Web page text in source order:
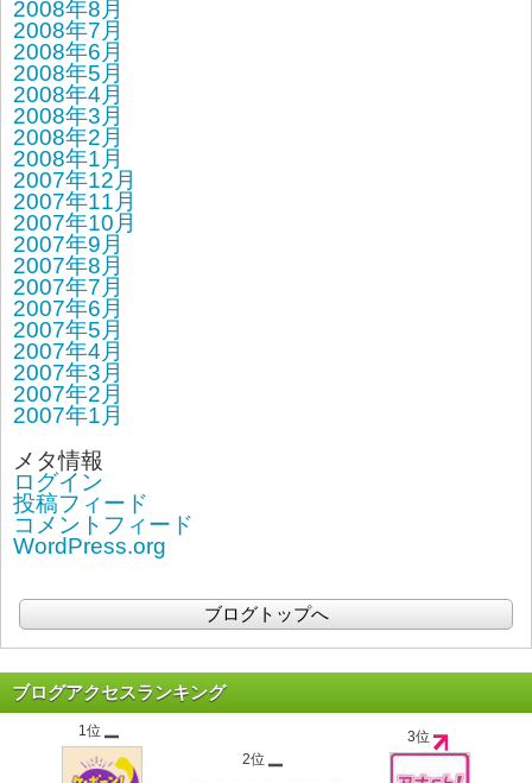
2008年8月
2008年7月
2008年6月
2008年5月
2008年4月
2008年3月
2008年2月
2008年1月
2007年12月
2007年11月
2007年10月
2007年9月
2007年8月
2007年7月
2007年6月
2007年5月
2007年4月
2007年3月
2007年2月
2007年1月
メタ情報
ログイン
投稿フィード
コメントフィード
WordPress.org
ブログトップへ
ブログアクセスランキング
1位
2位
3位